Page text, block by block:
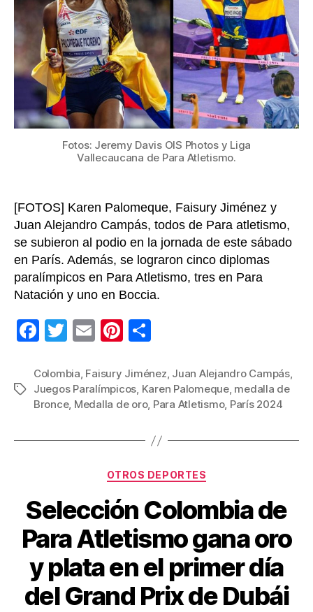
para
en
y
un
Fotos: Jeremy Davis OIS Photos y Liga
Vallecaucana de Para Atletismo.
[FOTOS] Karen Palomeque, Faisury Jiménez y
Juan Alejandro Campás, todos de Para atletismo,
se subieron al podio en la jornada de este sábado
en París. Además, se lograron cinco diplomas
paralímpicos en Para Atletismo, tres en Para
Natación y uno en Boccia.
F
c
e
o
T
tt
er
E
ail
Pi
er
e
m
p
tir
Etiquetas
Colombia, Faisury Jiménez, Juan Alejandro Campás,
Juegos Paralímpicos, Karen Palomeque, medalla de
Bronce, Medalla de oro, Para Atletismo, París 2024
Categorías
OTROS DEPORTES
Selección Colombia de
Para Atletismo gana oro
y plata en el primer día
del Grand Prix de Dubái